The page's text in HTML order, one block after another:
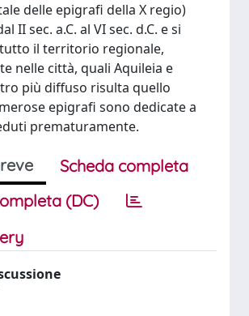
delle epigrafi della X regio)
II sec. a.C. al VI sec. d.C. e si
il territorio regionale,
nelle città, quali Aquileia e
più diffuso risulta quello
epigrafi sono dedicate a
prematuramente.
Scheda completa
(DC)